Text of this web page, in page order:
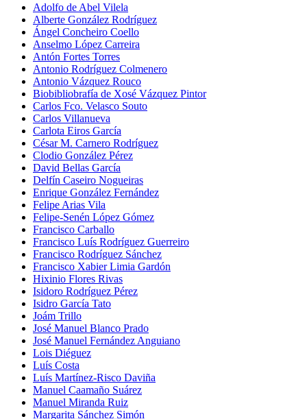
Adolfo de Abel Vilela
Alberte González Rodríguez
Ángel Concheiro Coello
Anselmo López Carreira
Antón Fortes Torres
Antonio Rodríguez Colmenero
Antonio Vázquez Rouco
Biobibliobrafía de Xosé Vázquez Pintor
Carlos Fco. Velasco Souto
Carlos Villanueva
Carlota Eiros García
César M. Carnero Rodríguez
Clodio González Pérez
David Bellas García
Delfín Caseiro Nogueiras
Enrique González Fernández
Felipe Arias Vila
Felipe-Senén López Gómez
Francisco Carballo
Francisco Luís Rodríguez Guerreiro
Francisco Rodríguez Sánchez
Francisco Xabier Limia Gardón
Hixinio Flores Rivas
Isidoro Rodríguez Pérez
Isidro García Tato
Joám Trillo
José Manuel Blanco Prado
José Manuel Fernández Anguiano
Lois Diéguez
Luís Costa
Luís Martínez-Risco Daviña
Manuel Caamaño Suárez
Manuel Miranda Ruiz
Margarita Sánchez Simón